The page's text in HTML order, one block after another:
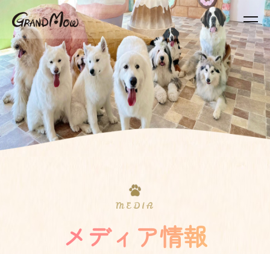
MEDIA
メディア情報